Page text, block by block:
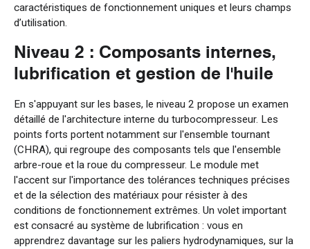
caractéristiques de fonctionnement uniques et leurs champs
d’utilisation.
Niveau 2 : Composants internes,
lubrification et gestion de l'huile
En s'appuyant sur les bases, le niveau 2 propose un examen
détaillé de l'architecture interne du turbocompresseur. Les
points forts portent notamment sur l'ensemble tournant
(CHRA), qui regroupe des composants tels que l'ensemble
arbre-roue et la roue du compresseur. Le module met
l'accent sur l'importance des tolérances techniques précises
et de la sélection des matériaux pour résister à des
conditions de fonctionnement extrêmes. Un volet important
est consacré au système de lubrification : vous en
apprendrez davantage sur les paliers hydrodynamiques, sur la